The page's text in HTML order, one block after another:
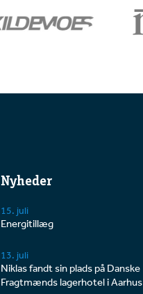
Nyheder
15. juli
Energitillæg
13. juli
Niklas fandt sin plads på Danske
Fragtmænds lagerhotel i Aarhus